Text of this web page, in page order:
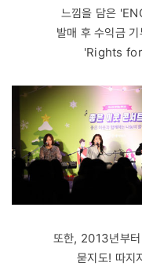
느낌을 담은
발매 후 수익금
'Rights for
또한, 2013년부
묻지도! 따지